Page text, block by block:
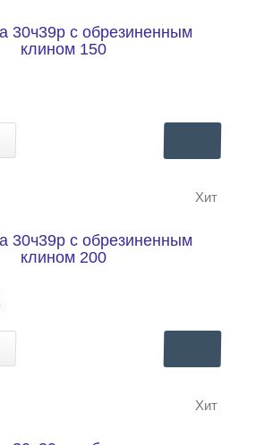
клик Нашли дешевле?
30ч39р с обрезиненным
клином 150
Хит
клик Нашли дешевле?
30ч39р с обрезиненным
клином 200
Хит